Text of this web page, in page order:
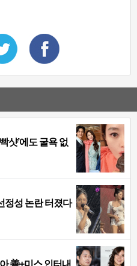
샷’에도 굴욕 없
정성 논란 터졌다
善+미스 인터내